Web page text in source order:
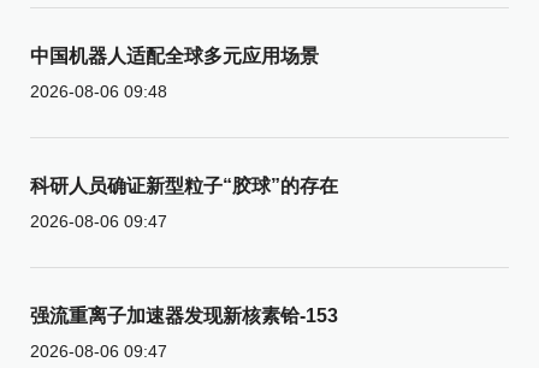
中国机器人适配全球多元应用场景
2026-08-06 09:48
科研人员确证新型粒子“胶球”的存在
2026-08-06 09:47
强流重离子加速器发现新核素铪-153
2026-08-06 09:47